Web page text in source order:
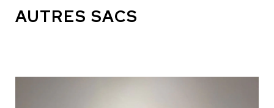
AUTRES SACS